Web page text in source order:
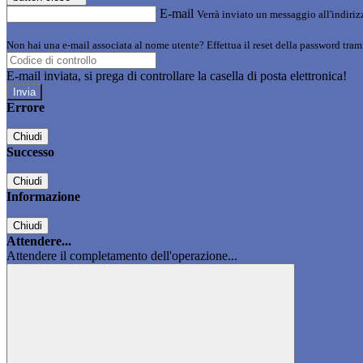
E-mail Verrà inviato un messaggio
Non hai una e-mail associata al nome utente? Effettua il reset della password
E-mail inviata, si prega di controllare la casella di posta elettronica!
Errore
Chiudi
Successo
Chiudi
Informazione
Chiudi
Attendere...
Attendere il completamento dell'operazione...